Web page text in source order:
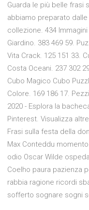
Guarda le più belle frasi
abbiamo preparato
collezione. 434
Giardino. 383 469 59.
Vita Crack. 125 151 33.
Costa Oceani. 237 302
Cubo Magico Cubo
Colore. 169 186 17.
2020 - Esplora la
Pinterest. Visualizza
Frasi sulla festa della
Max Conteddu
odio Oscar Wilde
Coelho paura pazienza
rabbia ragione ricordi
sofferto sognare sogni